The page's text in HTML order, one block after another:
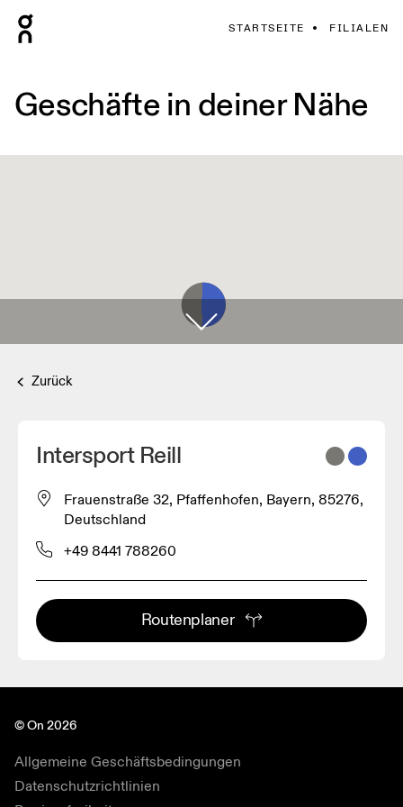
STARTSEITE FILIALEN
Geschäfte in deiner Nähe
Zurück
Intersport Reill
Frauenstraße 32, Pfaffenhofen, Bayern, 85276,
Deutschland
+49 8441 788260
Routenplaner
© On 2026
Allgemeine Geschäftsbedingungen
Datenschutzrichtlinien